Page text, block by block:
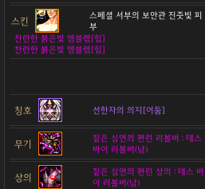
스킨
스페셜 서부의 보안관 진줏빛 피
부
찬란한 붉은빛 엠블렘[힘]
찬란한 붉은빛 엠블렘[힘]
칭호 선한자의 의지[어둠]
무기
짙은 심연의 편린 리볼버 : 데스
바이 리볼버(남)
상의
짙은 심연의 편린 상의 : 데스 바
이 리볼버(남)